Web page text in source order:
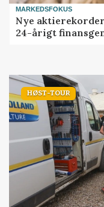
MARKEDSFOKUS
Nye
24-årigt
HØST-TOUR